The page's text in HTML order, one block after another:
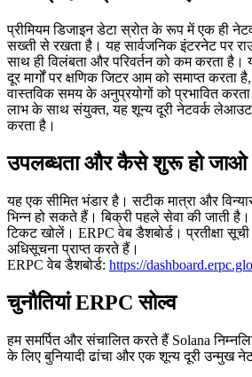
प्रीमियम डिजाइन डेटा स्रोत के रूप में एक ही
सख्ती से रखता है। यह सार्वजनिक इंटरनेट पर
साथ ही विलंबता और परिवर्तन को कम करता
दूर मार्गों पर क्षणिक जिटर आम को समाप्त करता
वास्तविक समय के अनुप्रयोगों को प्रभावित
लाभ के साथ संयुक्त, यह शून्य दूरी नेटवर्क लेआउट
करता है।
उपलब्धता और कैसे शुरू हो जाओ
यह एक सीमित भंडार है। सटीक मात्रा और
भिन्न हो सकते हैं। बिक्री पहले सेवा की जाती
टिकट खोलें। ERPC वेब डैशबोर्ड। प्रतीक्षा
अधिसूचना प्राप्त करते हैं।
ERPC वेब डैशबोर्ड: https://
चुनौतियां ERPC सोल्व
हम समर्पित और संचालित करते हैं Solana
के लिए बुनियादी ढांचा और एक शून्य दूरी उन्मुख